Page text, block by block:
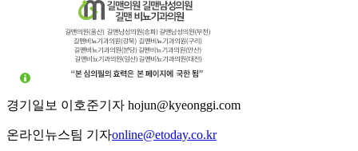
경기일보 이호준기자 hojun@kyeonggi.com
온라인뉴스팀 기자online@etoday.co.kr